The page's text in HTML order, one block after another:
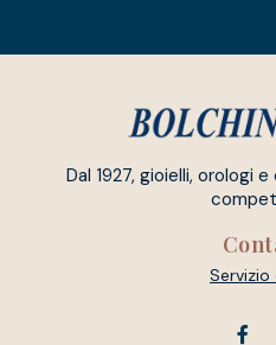
Dal 1927, gioielli, orologi
Servizio